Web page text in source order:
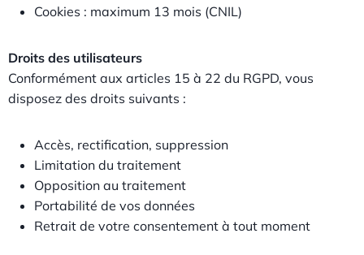
Cookies : maximum 13 mois (CNIL)
Droits des utilisateurs
Conformément aux articles 15 à 22 du RGPD, vous
disposez des droits suivants :
Accès, rectification, suppression
Limitation du traitement
Opposition au traitement
Portabilité de vos données
Retrait de votre consentement à tout moment